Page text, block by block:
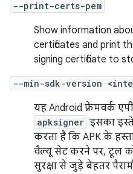
--print-certs-pem
Show information
certificates and print
signing certificate to
--min-sdk-version
यह Android फ़्रेमवर्क
apksigner इसका
करता है कि APK के
वैल्यू सेट करने पर, टूल
सुरक्षा से जुड़े बेहतर